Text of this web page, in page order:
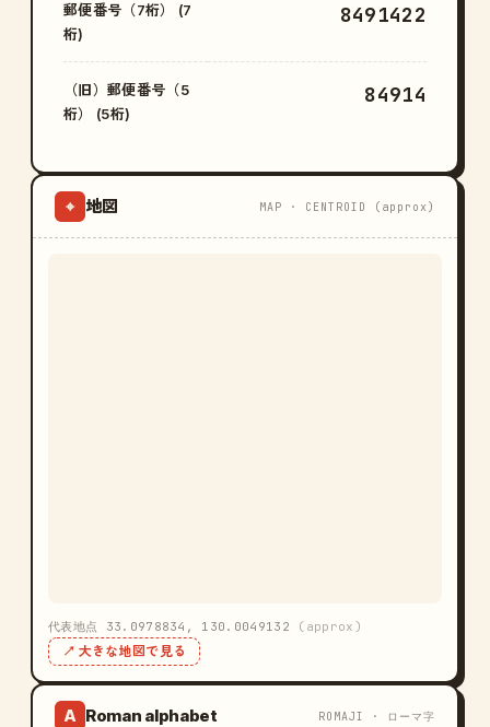
郵便番号（7桁） (7
桁)
8491422
（旧）郵便番号（5
桁） (5桁)
84914
⌖ 地図 MAP · CENTROID (approx)
代表地点 33.0978834, 130.0049132 (approx)
↗ 大きな地図で見る
A Roman alphabet ROMAJI · ローマ字